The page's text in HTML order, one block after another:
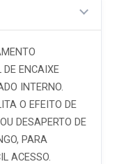
DE ENCAIXE
INTERNO.
O EFEITO DE
DESAPERTO DE
PARA
ACESSO.